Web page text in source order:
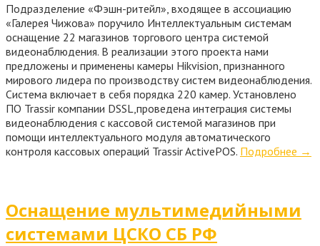
Подразделение «Фэшн-ритейл», входящее в ассоциацию
«Галерея Чижова» поручило Интеллектуальным системам
оснащение 22 магазинов торгового центра системой
видеонаблюдения. В реализации этого проекта нами
предложены и применены камеры Hikvision, признанного
мирового лидера по производству систем видеонаблюдения.
Система включает в себя порядка 220 камер. Установлено
ПО Trassir компании DSSL,проведена интеграция системы
видеонаблюдения с кассовой системой магазинов при
помощи интеллектуального модуля автоматического
контроля кассовых операций Trassir ActivePOS. Подробнее →
Оснащение мультимедийными
системами ЦСКО СБ РФ